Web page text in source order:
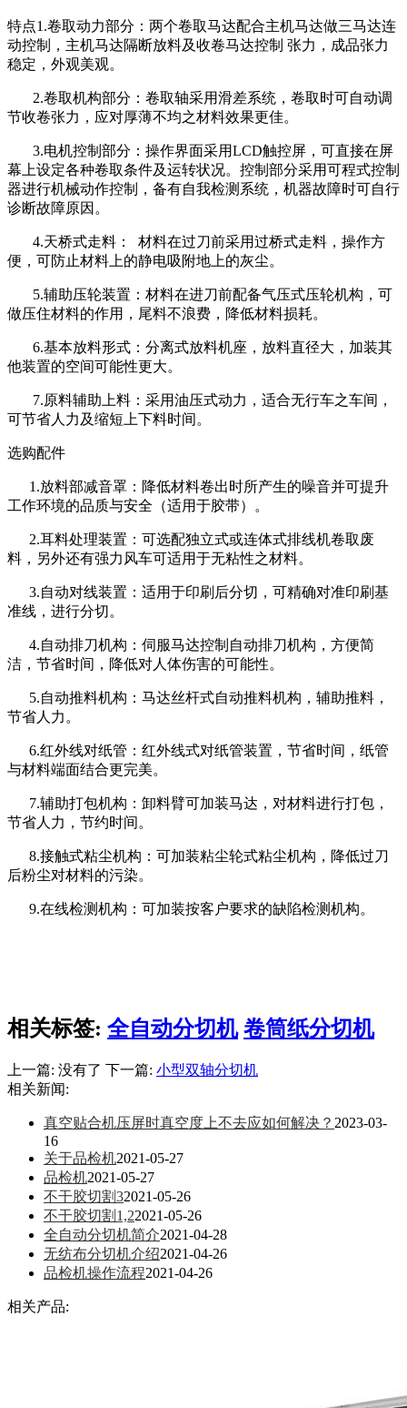
特点1.卷取动力部分：两个卷取马达配合主机马达做三马达连
动控制，主机马达隔断放料及收卷马达控制 张力，成品张力
稳定，外观美观。
2.卷取机构部分：卷取轴采用滑差系统，卷取时可自动调
节收卷张力，应对厚薄不均之材料效果更佳。
3.电机控制部分：操作界面采用LCD触控屏，可直接在屏
幕上设定各种卷取条件及运转状况。控制部分采用可程式控制
器进行机械动作控制，备有自我检测系统，机器故障时可自行
诊断故障原因。
4.天桥式走料： 材料在过刀前采用过桥式走料，操作方
便，可防止材料上的静电吸附地上的灰尘。
5.辅助压轮装置：材料在进刀前配备气压式压轮机构，可
做压住材料的作用，尾料不浪费，降低材料损耗。
6.基本放料形式：分离式放料机座，放料直径大，加装其
他装置的空间可能性更大。
7.原料辅助上料：采用油压式动力，适合无行车之车间，
可节省人力及缩短上下料时间。
选购配件
1.放料部减音罩：降低材料卷出时所产生的噪音并可提升
工作环境的品质与安全（适用于胶带）。
2.耳料处理装置：可选配独立式或连体式排线机卷取废
料，另外还有强力风车可适用于无粘性之材料。
3.自动对线装置：适用于印刷后分切，可精确对准印刷基
准线，进行分切。
4.自动排刀机构：伺服马达控制自动排刀机构，方便简
洁，节省时间，降低对人体伤害的可能性。
5.自动推料机构：马达丝杆式自动推料机构，辅助推料，
节省人力。
6.红外线对纸管：红外线式对纸管装置，节省时间，纸管
与材料端面结合更完美。
7.辅助打包机构：卸料臂可加装马达，对材料进行打包，
节省人力，节约时间。
8.接触式粘尘机构：可加装粘尘轮式粘尘机构，降低过刀
后粉尘对材料的污染。
9.在线检测机构：可加装按客户要求的缺陷检测机构。
相关标签: 全自动分切机 卷筒纸分切机
上一篇: 没有了 下一篇: 小型双轴分切机
相关新闻:
真空贴合机压屏时真空度上不去应如何解决？ 2023-03-
16
关于品检机2021-05-27
品检机2021-05-27
不干胶切割32021-05-26
不干胶切割1,22021-05-26
全自动分切机简介2021-04-28
无纺布分切机介绍2021-04-26
品检机操作流程2021-04-26
相关产品: